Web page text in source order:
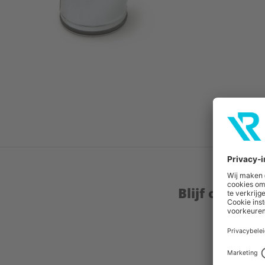
Blijf op de